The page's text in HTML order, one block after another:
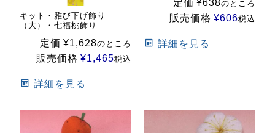
キット・雅び下げ飾り
（大）・七福桃飾り
定価 ¥1,628のところ
販売価格 ¥1,465税込
詳細を見る
定価 ¥638のところ
販売価格 ¥606税込
詳細を見る